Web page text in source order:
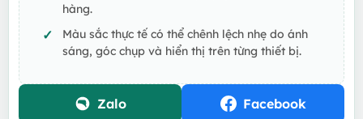
hàng.
Màu sắc thực tế có thể chênh lệch nhẹ do ánh
sáng, góc chụp và hiển thị trên từng thiết bị.
Zalo Facebook